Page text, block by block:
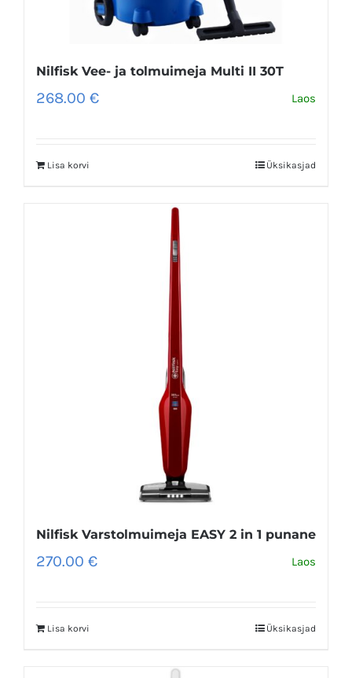
Nilfisk Vee- ja tolmuimeja Multi II 30T
268.00 € Laos
Lisa korvi Üksikasjad
Nilfisk Varstolmuimeja EASY 2 in 1 punane
270.00 € Laos
Lisa korvi Üksikasjad